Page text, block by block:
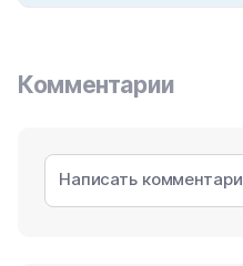
Комментарии